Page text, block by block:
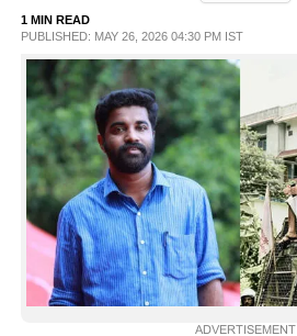
LIFESTYLE
SPIRITUAL
INFO+
ART
ASTRO
1 MIN READ
PUBLISHED: MAY 26, 2026 04:30 PM IST
ADVERTISEMENT